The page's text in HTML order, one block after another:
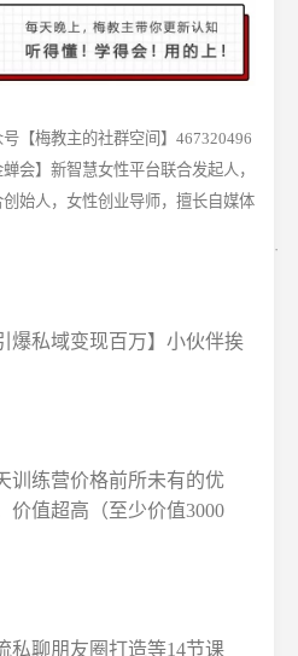
【梅教主的社群空间】467320496
会】新智慧女性平台联合发起人，
创始人，女性创业导师，擅长自媒体
爆私域变现百万】小伙伴挨
训练营价格前所未有的优
价值超高（至少价值3000
私聊朋友圈打造等14节课